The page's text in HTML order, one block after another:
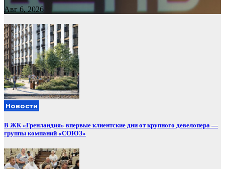
Авг 6, 2026
Новости
В ЖК «Гренландия» впервые клиентские дни от крупного девелопера —
группы компаний «СОЮЗ»